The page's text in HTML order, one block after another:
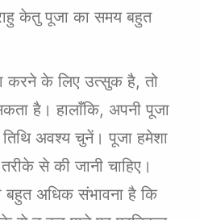
केतु पूजा का समय बहुत
करने के लिए उत्सुक है, तो
है। हालाँकि, अपनी पूजा
अवश्य चुनें। पूजा हमेशा
से की जानी चाहिए।
बहुत अधिक संभावना है कि